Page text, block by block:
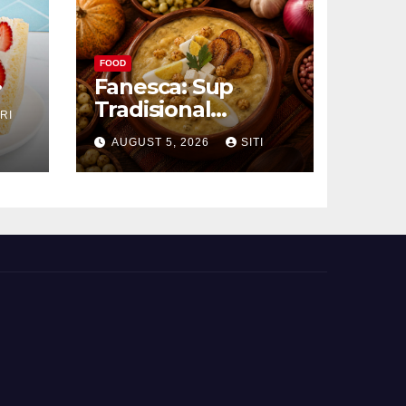
FOOD
Fanesca: Sup
Tradisional
Ekuador yang
Kaya Bahan dan
Rasa
AUGUST 5, 2026 SITI